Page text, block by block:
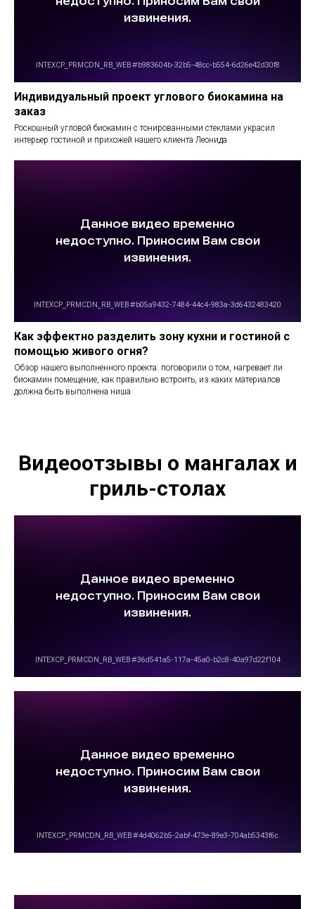
Индивидуальный проект углового биокамина на
заказ
Роскошный угловой биокамин с тонированными стеклами украсил
интерьер гостиной и прихожей нашего клиента Леонида
Как эффектно разделить зону кухни и гостиной с
помощью живого огня?
Обзор нашего выполненного проекта: поговорили о том, нагревает ли
биокамин помещение, как правильно встроить, из каких материалов
должна быть выполнена ниша
Видеоотзывы о мангалах и
гриль-столах